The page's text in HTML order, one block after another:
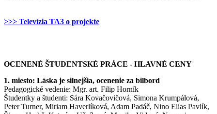
>>> Televízia TA3 o projekte
OCENENÉ ŠTUDENTSKÉ PRÁCE - HLAVNÉ CENY
1. miesto: Láska je silnejšia, ocenenie za bilbord
Pedagogické vedenie: Mgr. art. Filip Horník
Študentky a študenti: Sára Kovačovičová, Simona Krumpálová,
Peter Turner, Miriam Haverlíková, Adam Padáč, Nino Elias Pavlík,